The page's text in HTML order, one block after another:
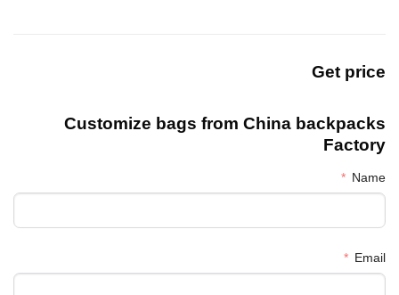
Get price
Customize bags from China backpacks
Factory
Name
Email